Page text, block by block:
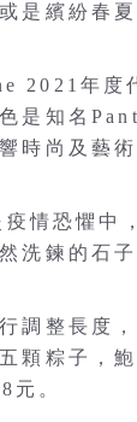
是繽紛春
2021年度
是知名
時尚及藝
情恐懼中
洗鍊的石
調整長度
顆粽子，
元。